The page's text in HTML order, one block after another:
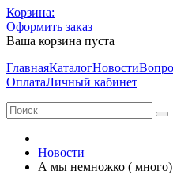
Корзина:
Оформить заказ
Ваша корзина пуста
ГлавнаяКаталогНовости
ОплатаЛичный кабинет
Новости
А мы немножко (